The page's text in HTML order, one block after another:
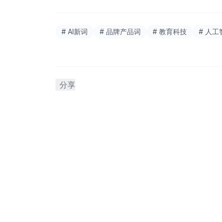
# AI新词 # 品牌产品词 # 教育科技 # 人工
分享